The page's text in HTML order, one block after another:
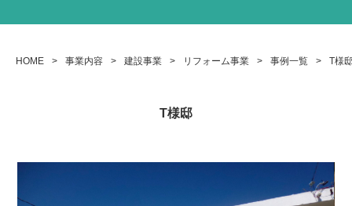
HOME 事業内容 建設事業 リフォーム事業 事例一覧 T様
T様邸